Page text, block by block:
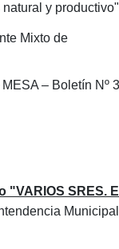
y
Mixto de
– Boletín Nº
"VARIOS SRES.